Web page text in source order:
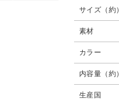
サイズ（約）
素材
カラー
内容量（約）
生産国